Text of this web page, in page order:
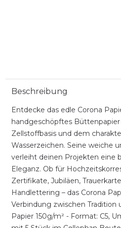
Beschreibung
Entdecke das edle Corona
handgeschöpftes
Zellstoffbasis und dem
Wasserzeichen. Seine weiche
verleiht deinen Projekten eine
Eleganz. Ob für
Zertifikate, Jubiläen,
Handlettering – das Corona
Verbindung zwischen Tradition
Papier 150g/m² - Format: C5,